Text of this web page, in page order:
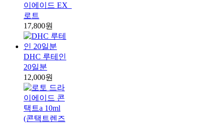
이에이드 EX_
로트
17,800원
DHC 루테인
20일분
12,000원